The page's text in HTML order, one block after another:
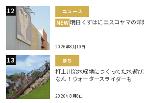
ニュース
NEW 明日くずはにエスコヤマの洋
2026年8月10日
まち
打上川治水緑地につくってた水遊
なん！ウォータースライダーも
2026年8月8日